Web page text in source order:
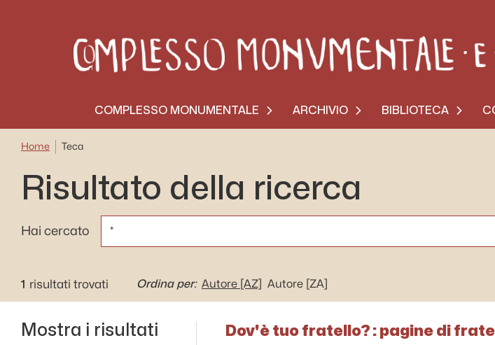
COMPLESSO MONUMENTALE ARCHIVIO BIBLIOTECA
Home Teca
Risultato della ricerca
Hai cercato
1 risultati trovati Ordina per: Autore [AZ] Autore [ZA]
Mostra i risultati Dov'è tuo fratello? : pagine di